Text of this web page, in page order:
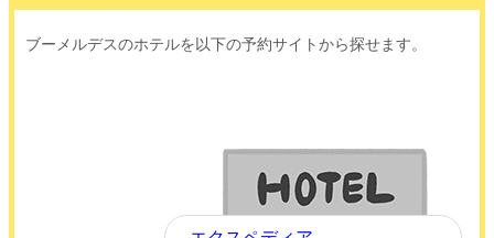
ブーメルデスのホテルを以下の予約サイトから探せます。